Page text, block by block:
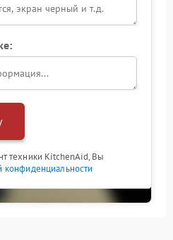
техники KitchenAid, Вы
конфиденциальности